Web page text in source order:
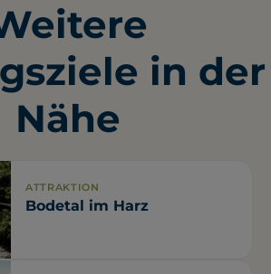
in der
Nähe
ATTRAKTION
Bodetal im Harz